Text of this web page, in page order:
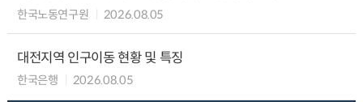
한국노동연구원 2026.08.05
대전지역 인구이동 현황 및 특징
한국은행 2026.08.05